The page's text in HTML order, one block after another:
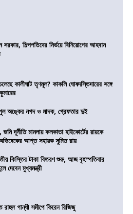
সরকার, শিল্পপতিদের নির্ভয়ে বিনিয়োগের আহবান
কালীঘাট তৃণমূল? কাকলি ঘোষদস্তিদারের সঙ্গে
অঙ্কের নগদ ও মাদক, গ্রেফতার দুই
দূর্নীতি মামলায় কলকাতা হাইকোর্টের রায়কে
অভিষেকের আপ্ত সহায়ক সুমিত রায়
কিস্তির টাকা বিতরণ শুরু, আজ বৃহস্পতিবার
দেবেন মুখ্যমন্ত্রী
গান্ধী সমীপে কিরেন রিজিজু